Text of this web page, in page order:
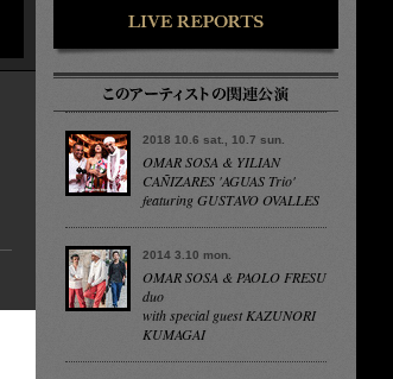
2018 10.6 sat., 10.7 sun.
OMAR SOSA & YILIAN
CAÑIZARES 'AGUAS Trio'
featuring GUSTAVO OVALLES
2014 3.10 mon.
OMAR SOSA & PAOLO FRESU
duo
with special guest KAZUNORI
KUMAGAI